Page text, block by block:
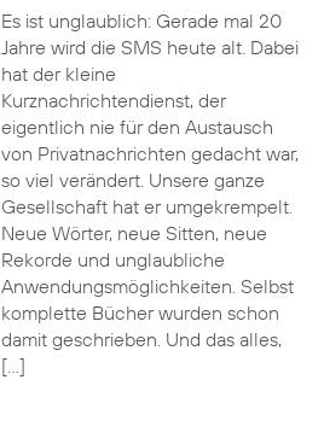
Es ist unglaublich: Gerade mal 20
Jahre wird die SMS heute alt. Dabei
hat der kleine
Kurznachrichtendienst, der
eigentlich nie für den Austausch
von Privatnachrichten gedacht war,
so viel verändert. Unsere ganze
Gesellschaft hat er umgekrempelt.
Neue Wörter, neue Sitten, neue
Rekorde und unglaubliche
Anwendungsmöglichkeiten. Selbst
komplette Bücher wurden schon
damit geschrieben. Und das alles,
[…]